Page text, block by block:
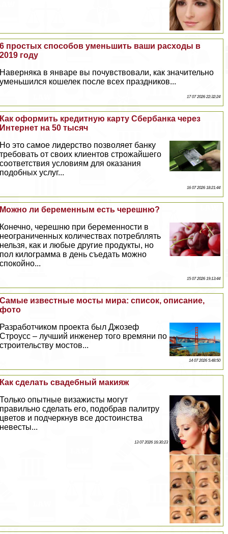
6 простых способов уменьшить ваши расходы в
2019 году
Наверняка в январе вы почувствовали, как значительно
уменьшился кошелек после всех праздников...
17 07 2026 22:32:24
Как оформить кредитную карту Сбербанка через
Интернет на 50 тысяч
Но это самое лидерство позволяет банку
требовать от своих клиентов строжайшего
соответствия условиям для оказания
подобных услуг...
16 07 2026 18:21:44
Можно ли беременным есть черешню?
Конечно, черешню при беременности в
неограниченных количествах потрeбллять
нельзя, как и любые другие продукты, но
пол килограмма в день съедать можно
спокойно...
15 07 2026 19:13:44
Самые известные мосты мира: список, описание,
фото
Разработчиком проекта был Джозеф
Строусс – лучший инженер того времяни по
строительству мостов...
14 07 2026 5:48:50
Как сделать свадебный макияж
Только опытные визажисты могут
правильно сделать его, подобрав палитру
цветов и подчеркнув все достоинства
невесты...
13 07 2026 16:30:23